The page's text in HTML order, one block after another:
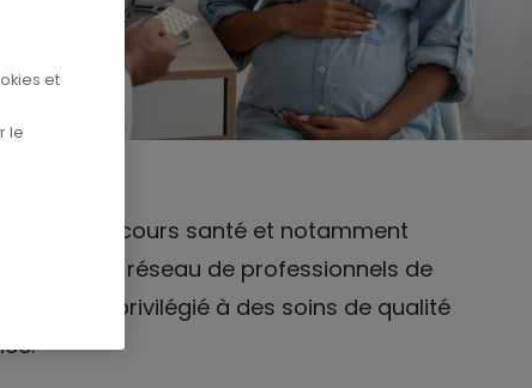
son parcours santé et notamment
est un réseau de professionnels de
accès privilégié à des soins de qualité
et
le